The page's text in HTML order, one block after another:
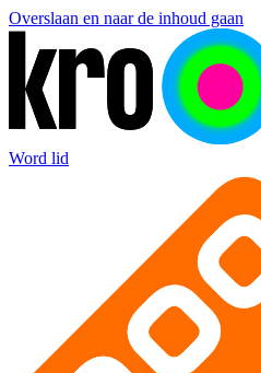
Overslaan en naar de inhoud gaan
Word lid